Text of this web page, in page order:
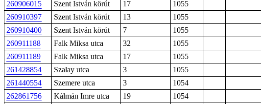
260906015
Szent István körút 17 1055
260910397
Szent István körút 13 1055
260910400
Szent István körút 7 1055
260911188
Falk Miksa utca 32 1055
260911189
Falk Miksa utca 17 1055
261428854
Szalay utca 3 1055
261440554
Szemere utca 3 1054
262861756
Kálmán Imre utca 19 1054